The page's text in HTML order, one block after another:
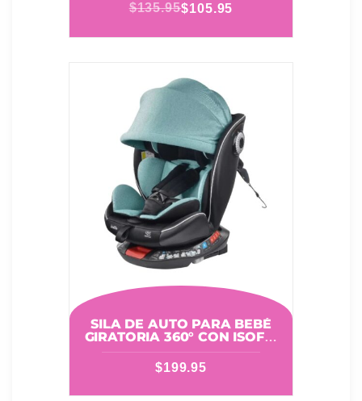
$135.95$105.95
SILA DE AUTO PARA BEBÉ
GIRATORIA 360° CON ISOFIX
GREEN G406B
$199.95